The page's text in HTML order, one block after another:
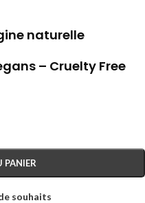
naturelle
– Cruelty Free
PANIER
souhaits